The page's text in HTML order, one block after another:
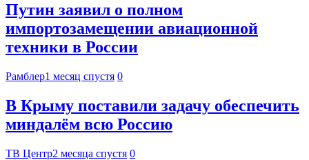
Путин заявил о полном
импортозамещении авиационной
техники в России
Рамблер1 месяц спустя 0
В Крыму поставили задачу обеспечить
миндалём всю Россию
ТВ Центр2 месяца спустя 0